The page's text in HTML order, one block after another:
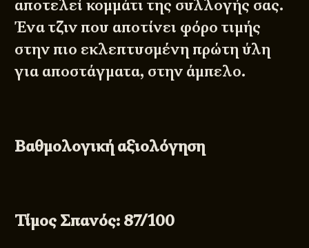
αποτελεί κομμάτι της συλλογής σας.
Ένα τζιν που αποτίνει φόρο τιμής
στην πιο εκλεπτυσμένη πρώτη ύλη
για αποστάγματα, στην άμπελο.
Βαθμολογική αξιολόγηση
Τίμος Σπανός: 87/100